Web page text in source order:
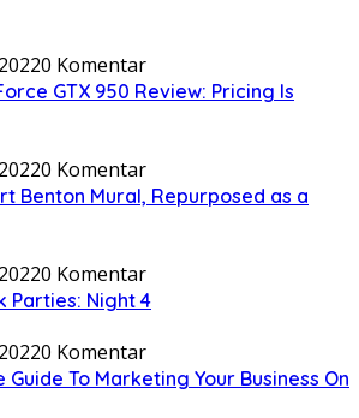
0 Komentar
GTX 950 Review: Pricing Is
0 Komentar
Benton Mural, Repurposed as a
0 Komentar
Parties: Night 4
0 Komentar
To Marketing Your Business On